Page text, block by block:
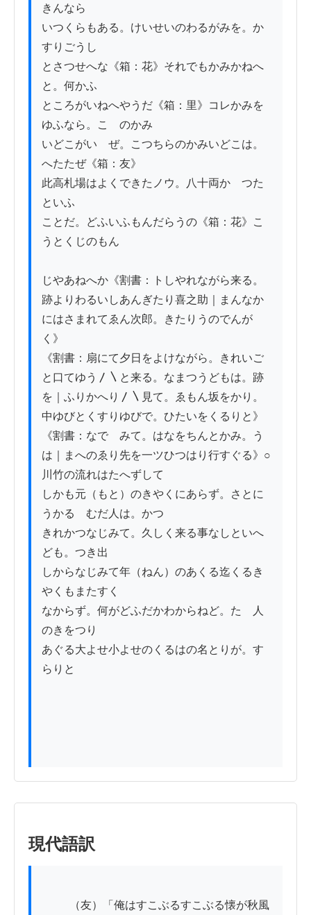
きんなら
いつくらもある。けいせいのわるがみを。か
すりごうし
とさつせへな《箱：花》それでもかみかねへ
と。何かふ
ところがいねへやうだ《箱：里》コレかみを
ゆふなら。こゝのかみ
いどこがいゝぜ。こつちらのかみいどこは。
へたたぜ《箱：友》
此高札場はよくできたノウ。八十両かゝつた
といふ
ことだ。どふいふもんだらうの《箱：花》こ
うとくじのもん
じやあねへか《割書：トしやれながら来る。
跡よりわるいしあんぎたり喜之助｜まんなか
にはさまれてゑん次郎。きたりうのでんが
く》
《割書：扇にて夕日をよけながら。きれいご
と口てゆう〳〵と来る。なまつうどもは。跡
を｜ふりかへり〳〵見て。ゑもん坂をかり。
中ゆびとくすりゆびで。ひたいをくるりと》
《割書：なでゝみて。はなをちんとかみ。う
は｜まへのゑり先を一ツひつはり行すぐる》○
川竹の流れはたへずして
しかも元（もと）のきやくにあらず。さとに
うかるゝむだ人は。かつ
きれかつなじみて。久しく来る事なしといへ
ども。つき出
しからなじみて年（ねん）のあくる迄くるき
やくもまたすく
なからず。何がどふだかわからねど。たゞ人
のきをつり
あぐる大よせ小よせのくるはの名とりが。す
らりと
現代語訳